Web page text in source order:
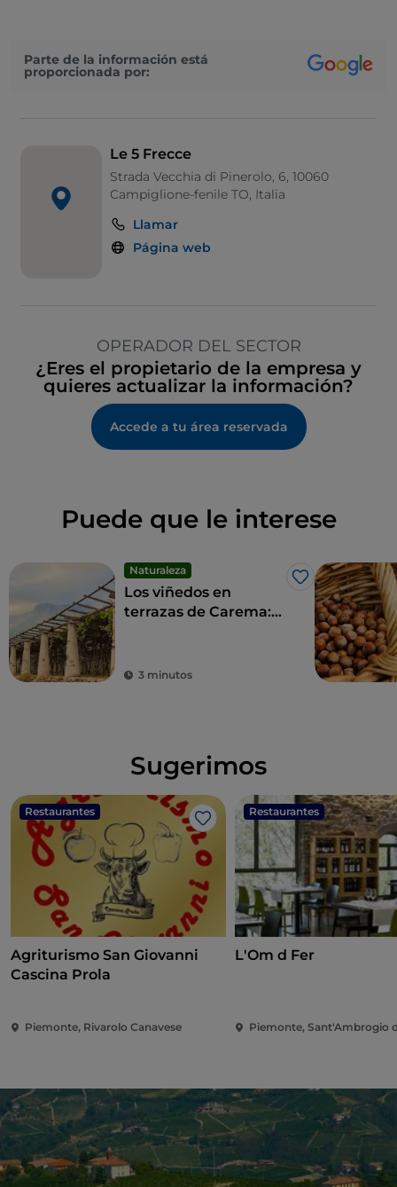
Parte de la información está
proporcionada por:
Le 5 Frecce
Strada Vecchia di Pinerolo, 6, 10060
Campiglione-fenile TO, Italia
Llamar
Página web
OPERADOR DEL SECTOR
¿Eres el propietario de la empresa y
quieres actualizar la información?
Accede a tu área reservada
Puede que le interese
Naturaleza
Me gusta
Los viñedos en
terrazas de Carema:
3 minutos
Sugerimos
Restaurantes
Me gusta
Agriturismo San Giovanni
Cascina Prola
Piemonte, Rivarolo Canavese
Restaurantes
L'Om d Fer
Piemonte, Sant'Ambrogio